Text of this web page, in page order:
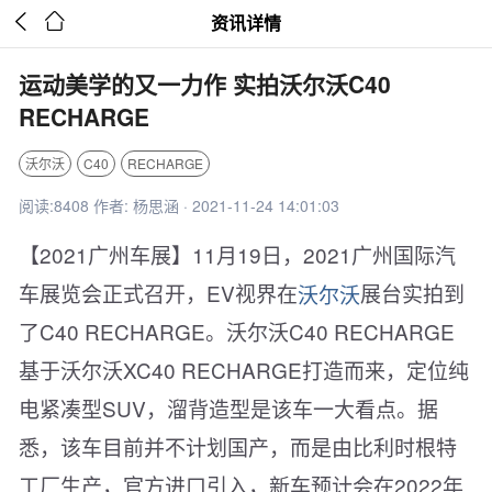
  资讯详情
运动美学的又一力作 实拍沃尔沃C40
RECHARGE
沃尔沃 C40 RECHARGE
阅读:8408 作者: 杨思涵 · 2021-11-24 14:01:03
【2021广州车展】11月19日，2021广州国际汽
车展览会正式召开，EV视界在沃尔沃展台实拍到
了C40 RECHARGE。沃尔沃C40 RECHARGE
基于沃尔沃XC40 RECHARGE打造而来，定位纯
电紧凑型SUV，溜背造型是该车一大看点。据
悉，该车目前并不计划国产，而是由比利时根特
工厂生产，官方进口引入，新车预计会在2022年